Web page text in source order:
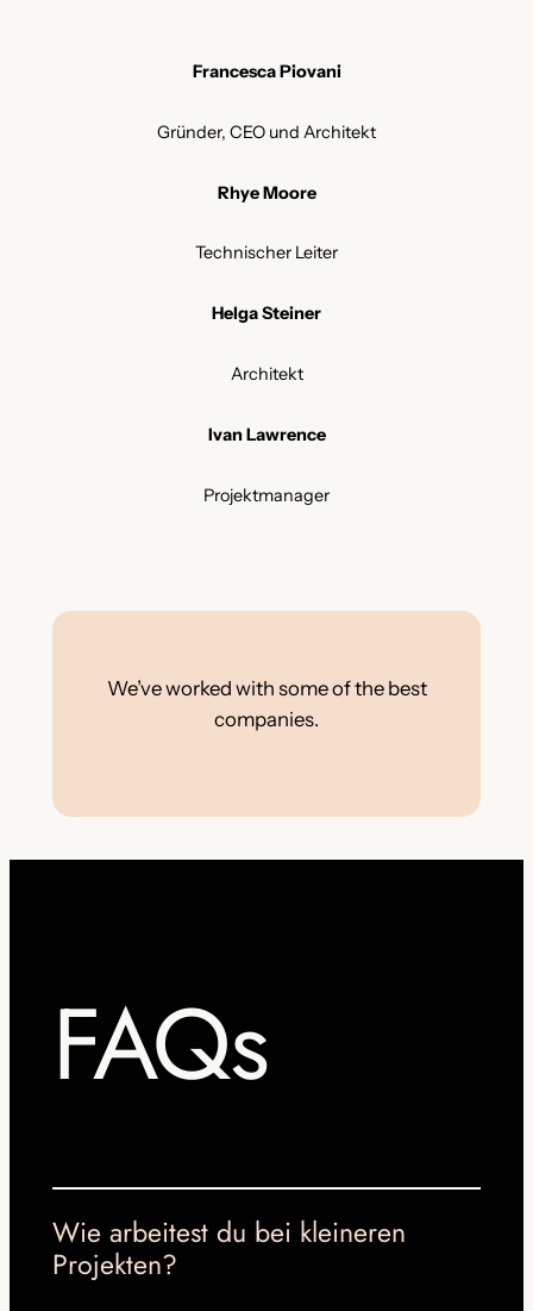
Francesca Piovani
Gründer, CEO und Architekt
Rhye Moore
Technischer Leiter
Helga Steiner
Architekt
Ivan Lawrence
Projektmanager
We’ve worked with some of the best
companies.
FAQs
Wie arbeitest du bei kleineren
Projekten?